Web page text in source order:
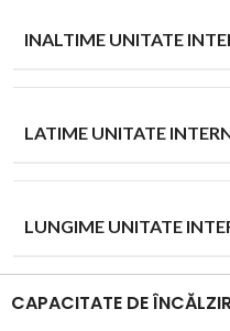
INALTIME UNITATE
LATIME UNITATE
LUNGIME UNITATE
CAPACITATE DE